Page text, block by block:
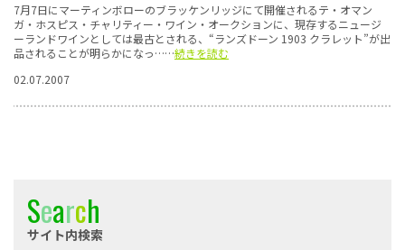
7月7日にマーティンボローのブラッケンリッジにて開催されるテ・オマン
ガ・ホスピス・チャリティー・ワイン・オークションに、現存するニュージ
ーランドワインとしては最古とされる、“ランズドーン 1903 クラレット”が出
品されることが明らかになっ……続きを読む
02.07.2007
Search
サイト内検索